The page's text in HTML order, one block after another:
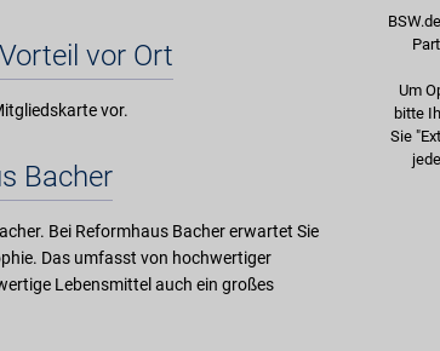
vor Ort
vor.
Bacher
Bei Reformhaus Bacher erwartet Sie
Das umfasst von hochwertiger
Lebensmittel auch ein großes
Um
bitte
Sie